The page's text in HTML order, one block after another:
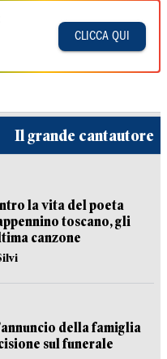
CLICCA QUI
Il grande cantautore
la vita del poeta
toscano, gli
canzone
della famiglia
sul funerale